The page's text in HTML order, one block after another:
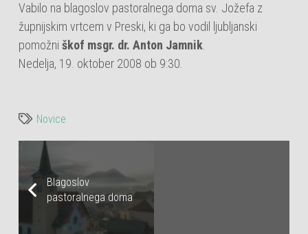
Vabilo na blagoslov pastoralnega doma sv. Jožefa z
župnijskim vrtcem v Preski, ki ga bo vodil ljubljanski
pomožni škof msgr. dr. Anton Jamnik.
Nedelja, 19. oktober 2008 ob 9:30.
Novice
Blagoslov
pastoralnega doma